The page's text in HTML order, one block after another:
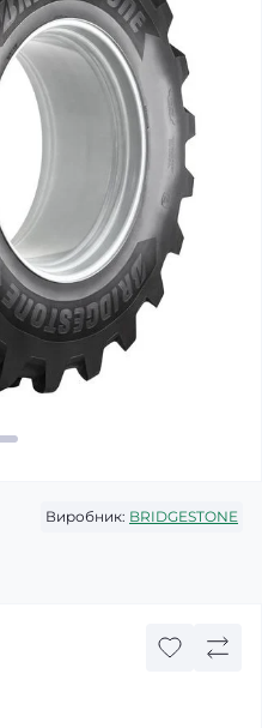
Виробник: BRIDGESTONE